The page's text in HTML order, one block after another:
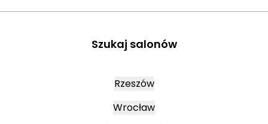
Szukaj salonów
Rzeszów
Wrocław